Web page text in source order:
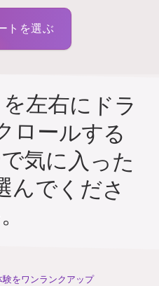
トを選ぶ
左右にドラ
ロールする
気に入った
んでくださ
験をワンランクアップ